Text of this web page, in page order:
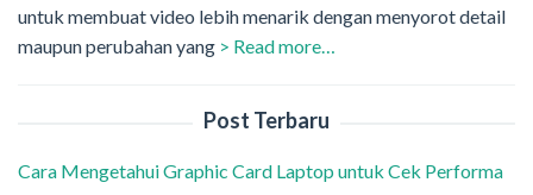
untuk membuat video lebih menarik dengan menyorot detail
maupun perubahan yang > Read more…
Post Terbaru
Cara Mengetahui Graphic Card Laptop untuk Cek Performa